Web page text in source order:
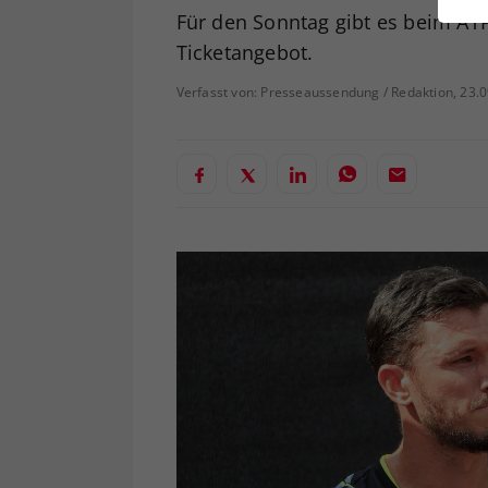
Für den Sonntag gibt es beim
Ticketangebot.
Verfasst von: Presseaussendung / Redaktion,